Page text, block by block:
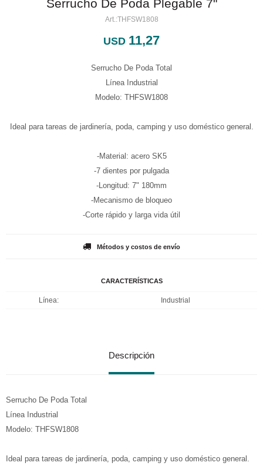
Serrucho De Poda Plegable 7"
THFSW1808
USD 11,27
Serrucho De Poda Total
Línea Industrial
Modelo: THFSW1808
Ideal para tareas de jardinería, poda, camping y uso doméstico general.
-Material: acero SK5
-7 dientes por pulgada
-Longitud: 7" 180mm
-Mecanismo de bloqueo
-Corte rápido y larga vida útil
Métodos y costos de envío
CARACTERÍSTICAS
Línea Industrial
Descripción
Serrucho De Poda Total
Línea Industrial
Modelo: THFSW1808
Ideal para tareas de jardinería, poda, camping y uso doméstico general.